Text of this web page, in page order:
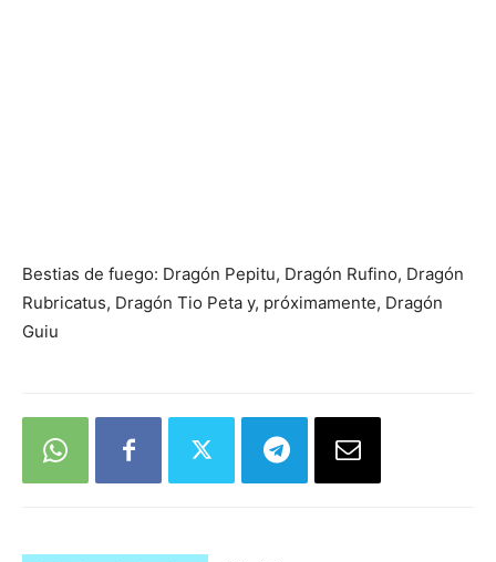
Bestias de fuego: Dragón Pepitu, Dragón Rufino, Dragón
Rubricatus, Dragón Tio Peta y, próximamente, Dragón
Guiu